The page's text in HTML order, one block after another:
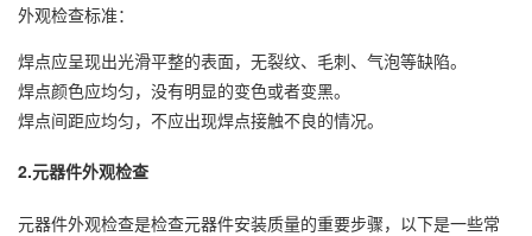
外观检查标准：
焊点应呈现出光滑平整的表面，无裂纹、毛刺、气泡等缺陷。
焊点颜色应均匀，没有明显的变色或者变黑。
焊点间距应均匀，不应出现焊点接触不良的情况。
2.元器件外观检查
元器件外观检查是检查元器件安装质量的重要步骤，以下是一些常